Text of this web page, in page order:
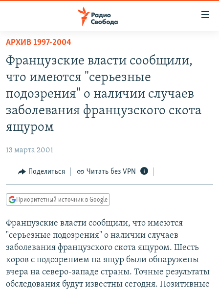
упрощенного
доступа
основному
содержанию
главной
навигации
Вернутся
поиску
ПОДКАСТЫ
АВТОРСКИЕ ПРОЕКТЫ
ЦИТАТЫ СВОБОДЫ
МНЕНИЯ
IDEL.РЕАЛИИ
КАВКАЗ.РЕАЛИИ
СЕВЕР.РЕАЛИИ
РАСПИСАНИЕ ВЕЩАНИЯ
ПОДПИШИТЕСЬ НА РАССЫЛКУ
СОЦИАЛЬНЫЕ СЕТИ
АРХИВ 1997-2004
Французские власти сообщили,
что имеются "серьезные
подозрения" о наличии cлучаев
заболевания французского скота
ящуром
13 марта 2001
Поделиться Читать без VPN
Приоритетный источник в Google
Французские власти сообщили, что имеются
"серьезные подозрения" о наличии cлучаев
заболевания французского скота ящуром. Шесть
коров с подозрением на ящур были обнаружены
вчера на северо-западе страны. Точные результаты
обследования будут известны сегодня. Позитивные